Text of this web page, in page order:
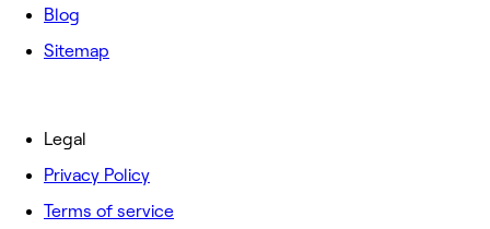
Blog
Sitemap
Legal
Privacy Policy
Terms of service